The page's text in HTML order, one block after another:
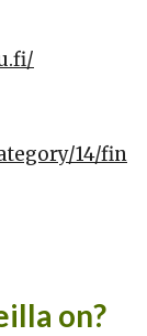
14/fin
on?